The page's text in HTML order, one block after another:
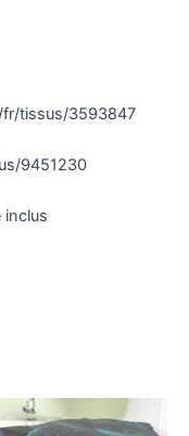
tissus/3593847
9451230
inclus